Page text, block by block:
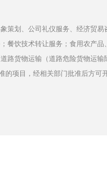
策划、公司礼仪服务、经济贸易
餐饮技术转让服务；食用农产品
路货物运输（道路危险货物运输
的项目，经相关部门批准后方可